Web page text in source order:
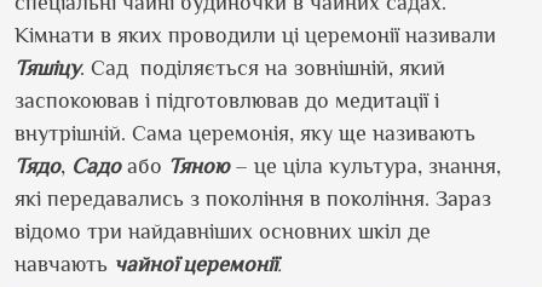
Кімнати в яких проводили ці церемонії називали
Тяшіцу. Сад поділяється на зовнішній, який
заспокоював і підготовлював до медитації і
внутрішній. Сама церемонія, яку ще називають
Тядо, Садоабо Тяною– це ціла культура, знання,
які передавались з покоління в покоління. Зараз
відомо три найдавніших основних шкіл де
навчають чайної церемонії.